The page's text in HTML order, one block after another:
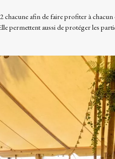
afin de faire profiter à chacun
permettent aussi de protéger les